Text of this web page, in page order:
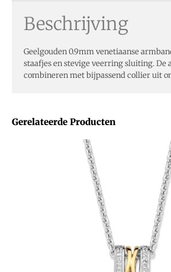
Gerelateerde Producten
Beschrijving
Geelgouden 0.9mm venetiaanse
staafjes en stevige veerring sluiting. De
combineren met bijpassend collier uit